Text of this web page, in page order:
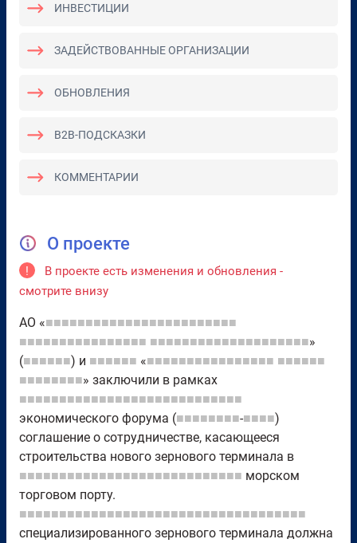
ИНВЕСТИЦИИ
ЗАДЕЙСТВОВАННЫЕ ОРГАНИЗАЦИИ
ОБНОВЛЕНИЯ
B2B-ПОДСКАЗКИ
КОММЕНТАРИИ
О проекте
!
В проекте есть изменения и обновления -
смотрите внизу
АО «■■■■■■■■■■■■■■■■■■■■■■■■
■■■■■■■■■■■■■■■■ ■■■■■■■■■■■■■■■■■■■■»
(■■■■■■) и ■■■■■■ «■■■■■■■■■■■■■■■■ ■■■■■■
■■■■■■■■» заключили в рамках
■■■■■■■■■■■■■■■■■■■■■■■■■■■■
экономического форума (■■■■■■■■-■■■■)
соглашение о сотрудничестве, касающееся
строительства нового зернового терминала в
■■■■■■■■■■■■■■■■■■■■■■■■■■■■ морском
торговом порту.
■■■■■■■■■■■■■■■■■■■■■■■■■■■■■■■■■■■■
специализированного зернового терминала должна